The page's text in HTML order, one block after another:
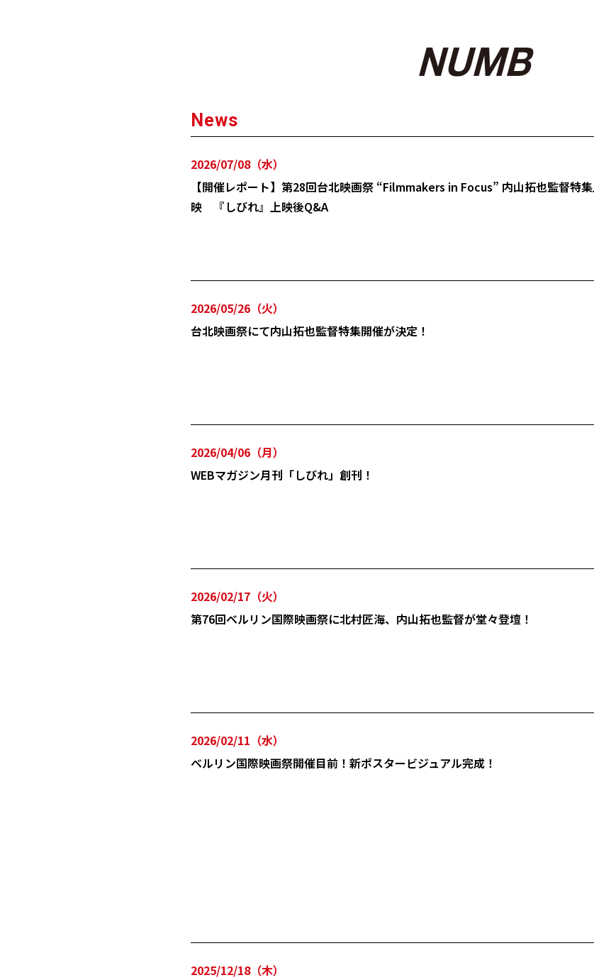
News
2026/07/08（水）
【開催レポート】第28回台北映画祭 “Filmmakers in Focus” 内山拓也監督特
映 『しびれ』上映後Q&A
2026/05/26（火）
台北映画祭にて内山拓也監督特集開催が決定！
2026/04/06（月）
WEBマガジン月刊「しびれ」創刊！
2026/02/17（火）
第76回ベルリン国際映画祭に北村匠海、内山拓也監督が堂々登壇！
2026/02/11（水）
ベルリン国際映画祭開催目前！新ポスタービジュアル完成！
2025/12/18（木）